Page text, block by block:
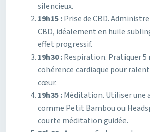
silencieux.
19h15 :Prise de CBD.
CBD, idéalement en huile
effet progressif.
19h30 :Respiration. Pratiquer 5
cohérence cardiaque pour
cœur.
19h35 :Méditation. Utiliser une
comme Petit Bambou ou
courte méditation guidée.